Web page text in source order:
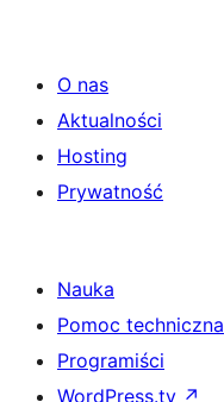
O nas
Aktualności
Hosting
Prywatność
Nauka
Pomoc techniczna
Programiści
WordPress.tv ↗